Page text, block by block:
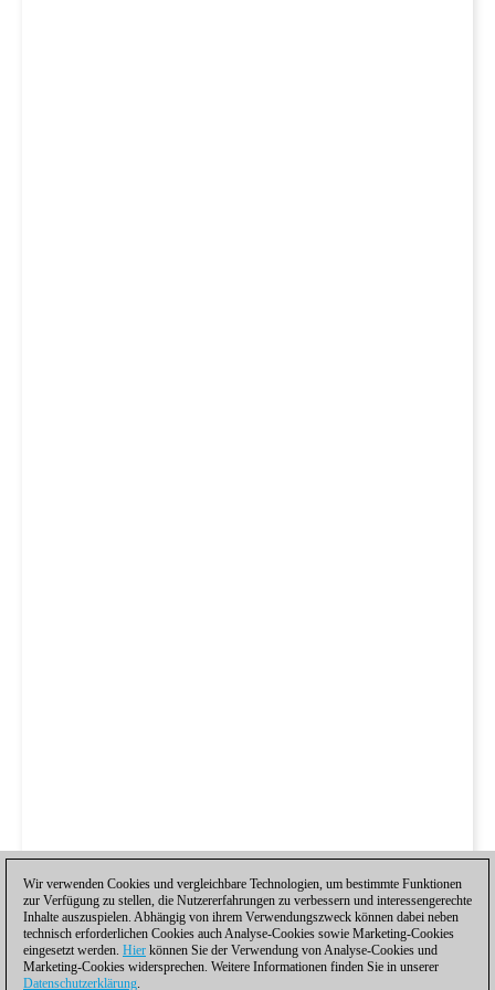
Wir verwenden Cookies und vergleichbare Technologien, um bestimmte Funktionen
zur Verfügung zu stellen, die Nutzererfahrungen zu verbessern und interessengerechte
Inhalte auszuspielen. Abhängig von ihrem Verwendungszweck können dabei neben
technisch erforderlichen Cookies auch Analyse-Cookies sowie Marketing-Cookies
eingesetzt werden. Hier können Sie der Verwendung von Analyse-Cookies und
Marketing-Cookies widersprechen. Weitere Informationen finden Sie in unserer
Datenschutzerklärung.